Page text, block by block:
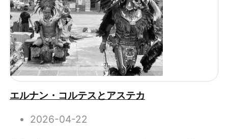
エルナン・コルテスとアステカ
2026-04-22